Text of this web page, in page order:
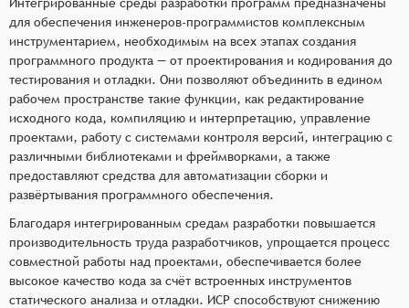
для обеспечения инженеров-программистов комплексным
инструментарием, необходимым на всех этапах создания
программного продукта — от проектирования и кодирования до
тестирования и отладки. Они позволяют объединить в едином
рабочем пространстве такие функции, как редактирование
исходного кода, компиляцию и интерпретацию, управление
проектами, работу с системами контроля версий, интеграцию с
различными библиотеками и фреймворками, а также
предоставляют средства для автоматизации сборки и
развёртывания программного обеспечения.
Благодаря интегрированным средам разработки повышается
производительность труда разработчиков, упрощается процесс
совместной работы над проектами, обеспечивается более
высокое качество кода за счёт встроенных инструментов
статического анализа и отладки. ИСР способствуют снижению